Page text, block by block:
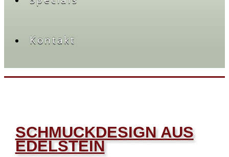
Kontakt
SCHMUCKDESIGN AUS
EDELSTEIN